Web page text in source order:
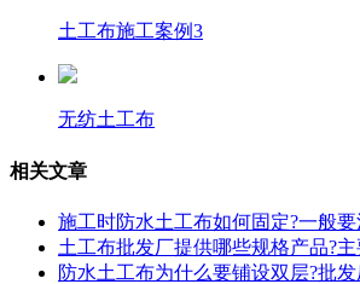
土工布施工案例3
无纺土工布
相关文章
施工时防水土工布如何固定?一般
土工布批发厂提供哪些规格产品?
防水土工布为什么要铺设双层?批